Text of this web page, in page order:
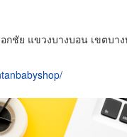
กชัย แขวงบางบอน เขตบา